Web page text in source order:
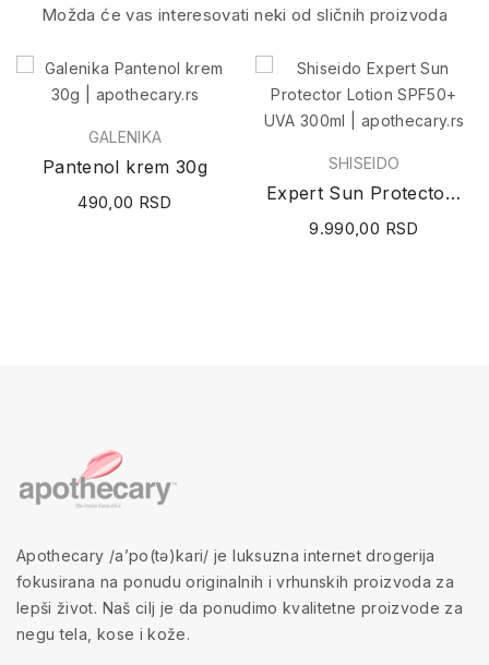
Možda će vas interesovati neki od sličnih proizvoda
GALENIKA
Pantenol krem 30g
490,00 RSD
SHISEIDO
Expert Sun Protector Lotion SPF50+ UVA 300ml
9.990,00 RSD
Apothecary /a’po(tə)kari/ je luksuzna internet drogerija
fokusirana na ponudu originalnih i vrhunskih proizvoda za
lepši život. Naš cilj je da ponudimo kvalitetne proizvode za
negu tela, kose i kože.